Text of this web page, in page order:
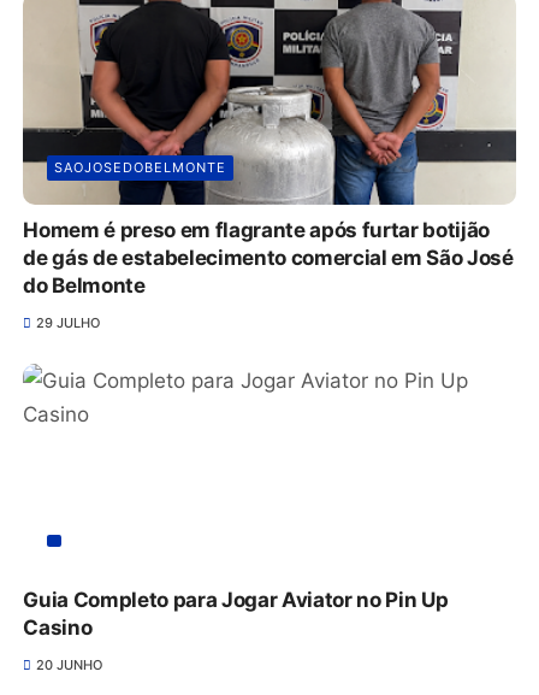
SAOJOSEDOBELMONTE
Homem é preso em flagrante após furtar botijão
de gás de estabelecimento comercial em São José
do Belmonte
29 JULHO
Guia Completo para Jogar Aviator no Pin Up
Casino
20 JUNHO